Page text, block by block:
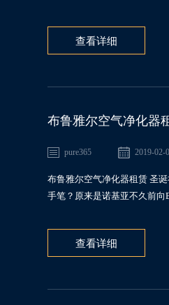
查看详细
布鲁雅尔空气净化器
pure365 2019-02-
布鲁雅尔空气净化器租赁 圣
手笔？原来是诺基亚不久前
查看详细